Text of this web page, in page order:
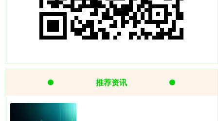
推荐资讯